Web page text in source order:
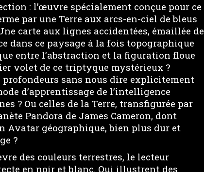
: l’œuvre spécialement conçue pour ce
par une Terre aux arcs-en-ciel de bleus
carte aux lignes accidentées, émaillée de
dans ce paysage à la fois topographique
entre l’abstraction et la figuration floue
volet de ce triptyque mystérieux ?
profondeurs sans nous dire explicitement
d’apprentissage de l’intelligence
? Ou celles de la Terre, transfigurée par
Pandora de James Cameron, dont
Avatar géographique, bien plus dur et
?
des couleurs terrestres, le lecteur
en noir et blanc. Qui illustrent des